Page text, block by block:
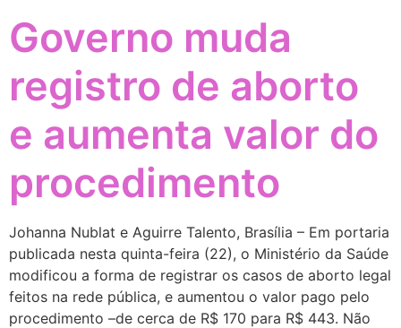
Governo muda
registro de aborto
e aumenta valor do
procedimento
Johanna Nublat e Aguirre Talento, Brasília – Em portaria
publicada nesta quinta-feira (22), o Ministério da Saúde
modificou a forma de registrar os casos de aborto legal
feitos na rede pública, e aumentou o valor pago pelo
procedimento –de cerca de R$ 170 para R$ 443. Não